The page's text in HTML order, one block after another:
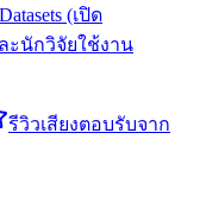
(เปิด
ะนักวิจัยใช้งาน
รีวิวเสียงตอบรับจาก